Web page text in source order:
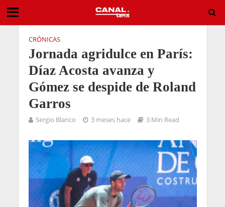
CRÓNICAS
Jornada agridulce en París:
Díaz Acosta avanza y
Gómez se despide de Roland
Garros
Sergio Blanco 3 meses hace 3 Min Read